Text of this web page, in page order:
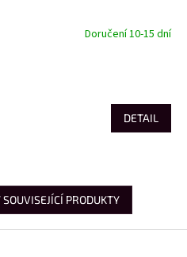
Doručení 10-15 dní
DETAIL
PRODUKTY